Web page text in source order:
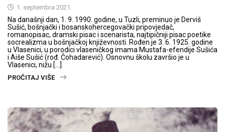
1. septembra 2021.
Na današnji dan, 1. 9. 1990. godine, u Tuzli, preminuo je Derviš
Sušić, bošnjački i bosanskohercegovački pripovjedač,
romanopisac, dramski pisac i scenarista, najtipičniji pisac poetike
socrealizma u bošnjačkoj književnosti. Rođen je 3. 6. 1925. godine
u Vlasenici, u porodici vlaseničkog imama Mustafa-efendije Sušića
i Aiše Sušić (rođ. Čohadarević). Osnovnu školu završio je u
Vlasenici, nižu […]
PROČITAJ VIŠE